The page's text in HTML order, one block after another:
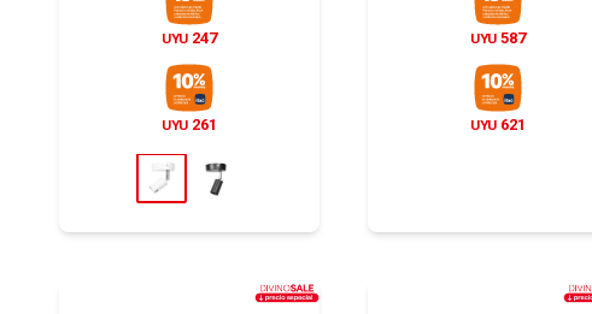
UYU 247
UYU 261
UYU 587
UYU 621